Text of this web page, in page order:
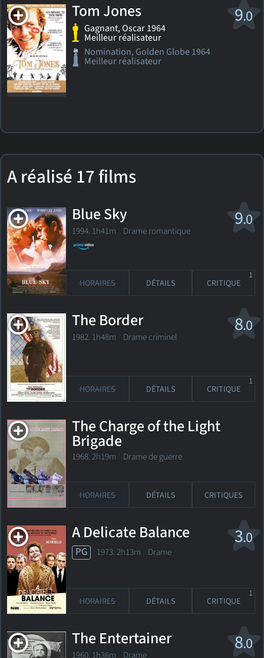
9.0
Tom Jones
Gagnant, Oscar 1964
Meilleur réalisateur
Nomination, Golden Globe 1964
Meilleur réalisateur
A réalisé 17 films
9.0
Blue Sky
1994. 1h41m Drame romantique
HORAIRES DÉTAILS CRITIQUE
1
8.0
The Border
1982. 1h48m Drame criminel
HORAIRES DÉTAILS CRITIQUE
1
The Charge of the Light
Brigade
1968. 2h19m Drame de guerre
HORAIRES DÉTAILS CRITIQUES
3.0
A Delicate Balance
PG 1973. 2h13m Drame
HORAIRES DÉTAILS CRITIQUE
1
8.0
The Entertainer
1960. 1h36m Drame